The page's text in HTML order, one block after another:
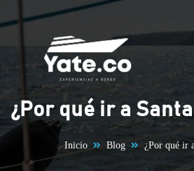
Saltar al contenido
¿Por qué ir a
Inicio Blog ¿Por qué ir